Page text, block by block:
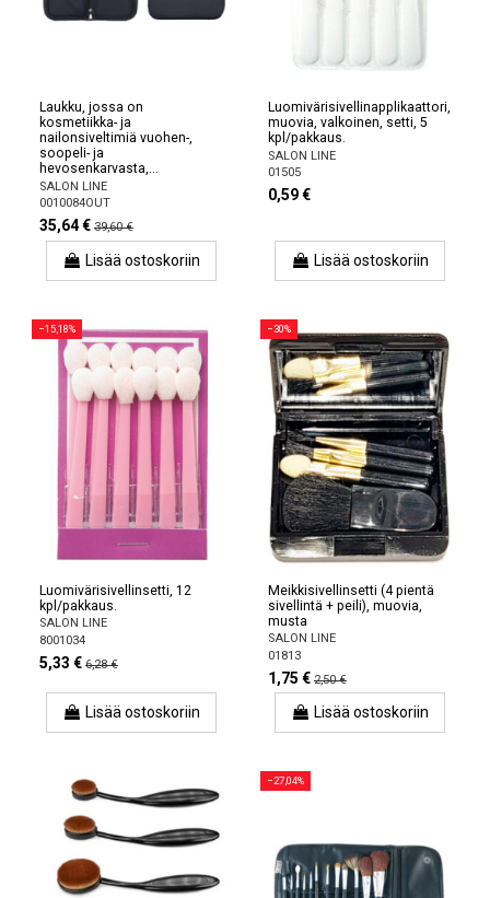
Laukku, jossa on
kosmetiikka- ja
nailonsiveltimiä vuohen-,
soopeli- ja
hevosenkarvasta,...
SALON LINE
0010084OUT
35,64 € 39,60 €
Lisää ostoskoriin
Luomivärisivellinapplikaattori,
muovia, valkoinen, setti, 5
kpl/pakkaus.
SALON LINE
01505
0,59 €
Lisää ostoskoriin
−15,18%
Luomivärisivellinsetti, 12
kpl/pakkaus.
SALON LINE
8001034
5,33 € 6,28 €
Lisää ostoskoriin
−30%
Meikkisivellinsetti (4 pientä
sivellintä + peili), muovia,
musta
SALON LINE
01813
1,75 € 2,50 €
Lisää ostoskoriin
−27,04%